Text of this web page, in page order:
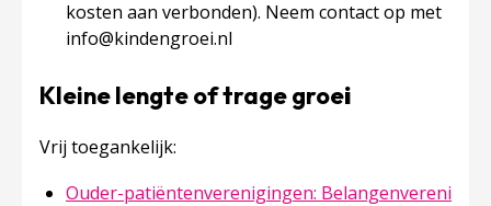
kosten aan verbonden). Neem contact op met
info@kindengroei.nl
Kleine lengte of trage groei
Vrij toegankelijk:
Ouder-patiëntenverenigingen: Belangenvereni